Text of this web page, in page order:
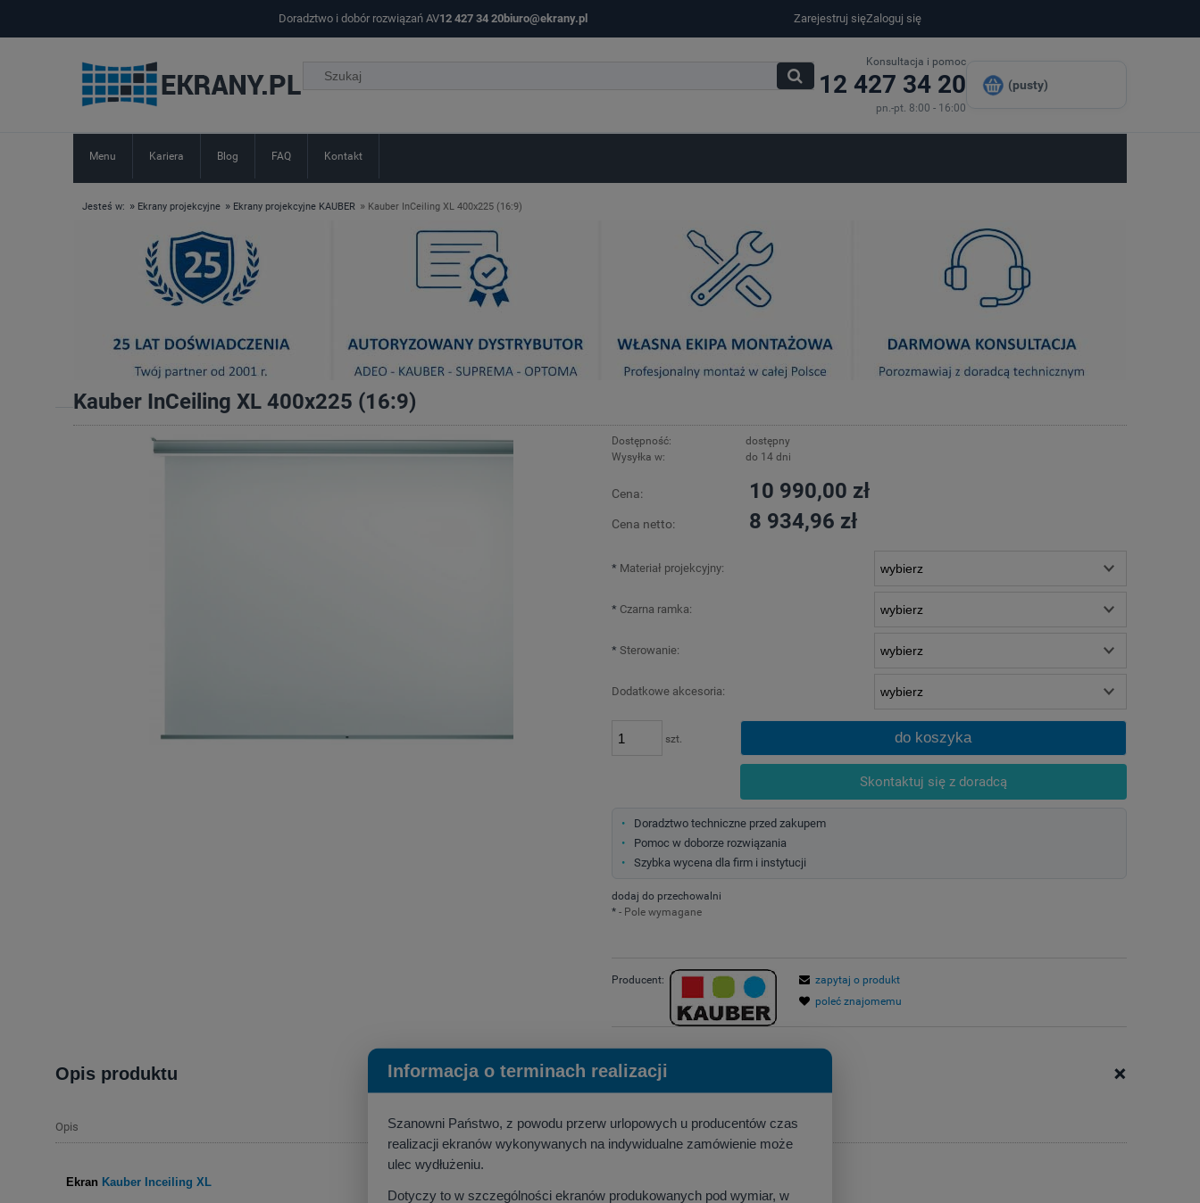
Doradztwo i dobór rozwiązań AV12 427 34 20biuro@ekrany.pl Zarejestruj sięZaloguj się
Konsultacja i pomoc
12 427 34 20
pn.-pt. 8:00 - 16:00
(pusty)
Menu Kariera Blog FAQ Kontakt
Jesteś w: » Ekrany projekcyjne » Ekrany projekcyjne KAUBER » Kauber InCeiling XL 400x225 (16:9)
Kauber InCeiling XL 400x225 (16:9)
Dostępność:
dostępny
Wysyłka w:
do 14 dni
Cena: 10 990,00 zł
Cena netto: 8 934,96 zł
* Materiał projekcyjny:
* Czarna ramka:
* Sterowanie:
Dodatkowe akcesoria:
szt. do koszyka
Skontaktuj się z doradcą
Doradztwo techniczne przed zakupem
Pomoc w doborze rozwiązania
Szybka wycena dla firm i instytucji
dodaj do przechowalni
*- Pole wymagane
Producent:
zapytaj o produkt
poleć znajomemu
Opis produktu +
Opis
Ekran Kauber Inceiling XL
Informacja o terminach realizacji
Szanowni Państwo, z powodu przerw urlopowych u producentów czas
realizacji ekranów wykonywanych na indywidualne zamówienie może
ulec wydłużeniu.
Dotyczy to w szczególności ekranów produkowanych pod wymiar, w